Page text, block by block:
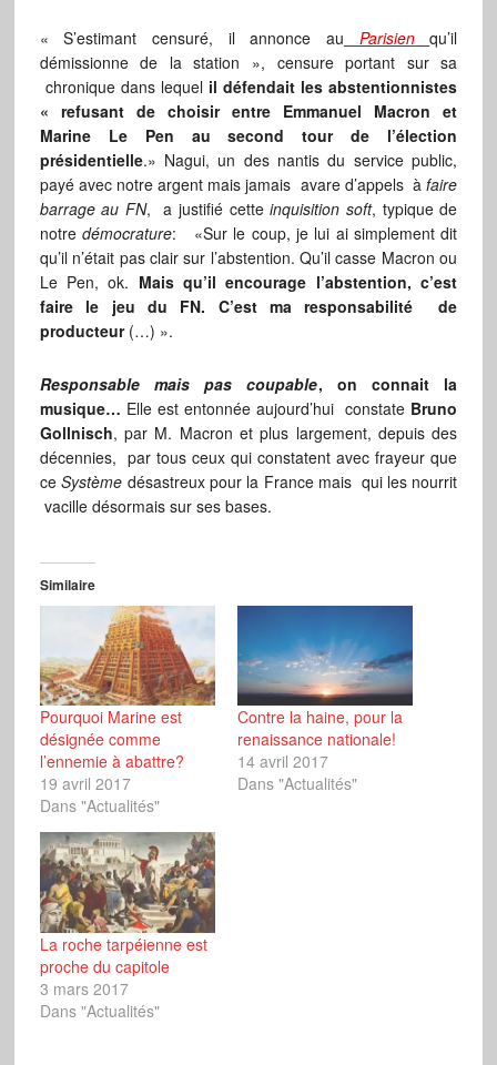
« S’estimant censuré, il annonce au Parisien
qu’il
démissionne de la station », censure portant sur sa
chronique dans lequel il défendait les abstentionnistes
« refusant de choisir entre Emmanuel Macron et
Marine Le Pen au second tour de l’élection
présidentielle.» Nagui, un des nantis du service public,
payé avec notre argent mais jamais avare d’appels àfaire
barrage au FN, a justifié cetteinquisition soft, typique de
notredémocrature: «Sur le coup, je lui ai simplement dit
qu’il n’était pas clair sur l’abstention. Qu’il casse Macron ou
Le Pen, ok. Mais qu’il encourage l’abstention, c’est
faire le jeu du FN. C’est ma responsabilité de
producteur(…) ».
Responsable mais pas coupable, on connait la
musique… Elle est entonnée aujourd’hui constate Bruno
Gollnisch, par M. Macron et plus largement, depuis des
décennies, par tous ceux qui constatent avec frayeur que
ceSystème désastreux pour la France mais qui les nourrit
vacille désormais sur ses bases.
Similaire
Pourquoi Marine est
désignée comme
l’ennemie à abattre?
19 avril 2017
Dans "Actualités"
Contre la haine, pour la
renaissance nationale!
14 avril 2017
Dans "Actualités"
La roche tarpéienne est
proche du capitole
3 mars 2017
Dans "Actualités"